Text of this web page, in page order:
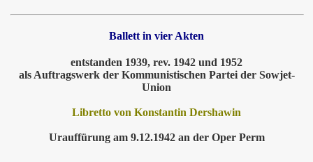
Ballett in vier Akten
entstanden 1939, rev. 1942 und 1952
als Auftragswerk der Kommunistischen Partei der Sowjet-
Union
Libretto von Konstantin Dershawin
Urauffürung am 9.12.1942 an der Oper Perm